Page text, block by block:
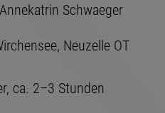
Schwaeger
Neuzelle OT
ca. 2–3 Stunden